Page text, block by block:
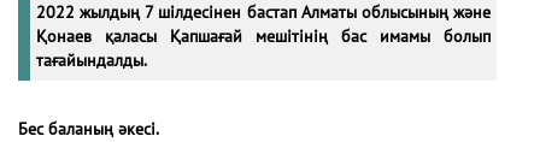
2022 жылдың 7 шілдесінен бастап Алматы облысының және
Қонаев қаласы Қапшағай мешітінің бас имамы болып
тағайындалды.
Бес баланың әкесі.